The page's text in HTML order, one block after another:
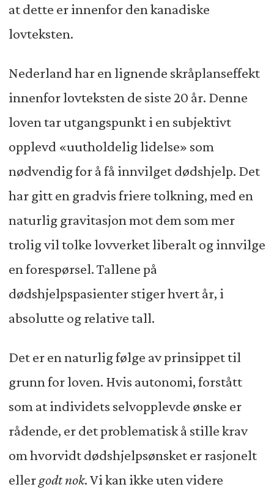
at dette er innenfor den kanadiske
lovteksten.
Nederland har en lignende skråplanseffekt
innenfor lovteksten de siste 20 år. Denne
loven tar utgangspunkt i en subjektivt
opplevd «uutholdelig lidelse» som
nødvendig for å få innvilget dødshjelp. Det
har gitt en gradvis friere tolkning, med en
naturlig gravitasjon mot dem som mer
trolig vil tolke lovverket liberalt og innvilge
en forespørsel. Tallene på
dødshjelpspasienter stiger hvert år, i
absolutte og relative tall.
Det er en naturlig følge av prinsippet til
grunn for loven. Hvis autonomi, forstått
som at individets selvopplevde ønske er
rådende, er det problematisk å stille krav
om hvorvidt dødshjelpsønsket er rasjonelt
ellergodt nok. Vi kan ikke uten videre